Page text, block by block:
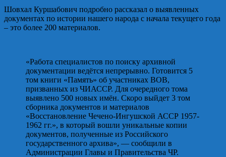
Шовхал Куршабович подробно рассказал о выявленных
документах по истории нашего народа с начала текущего года
– это более 200 материалов.
«Работа специалистов по поиску архивной
документации ведётся непрерывно. Готовится 5
том книги «Память» об участниках ВОВ,
призванных из ЧИАССР. Для очередного тома
выявлено 500 новых имён. Скоро выйдет 3 том
сборника документов и материалов
«Восстановление Чечено-Ингушской АССР 1957-
1962 гг.», в который вошли уникальные копии
документов, полученные из Российского
государственного архива», — сообщили в
Администрации Главы и Правительства ЧР.